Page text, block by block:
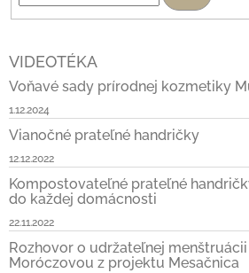
VIDEOTÉKA
Voňavé sady prírodnej kozmetiky
1.12.2024
Vianočné prateľné handričky
12.12.2022
Kompostovateľné prateľné
do každej domácnosti
22.11.2022
Rozhovor o udržateľnej
Moróczovou z projektu Mesačnica